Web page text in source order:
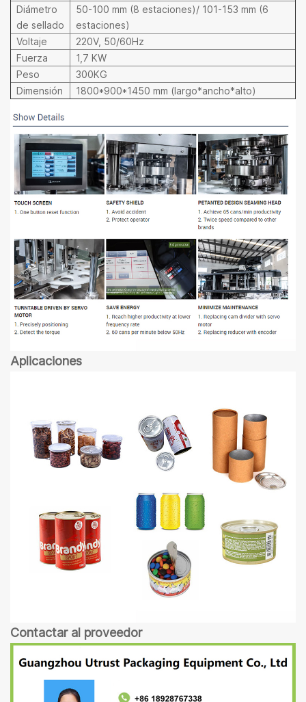
Diámetro
de sellado
50-100 mm (8 estaciones)/ 101-153 mm (6
estaciones)
Voltaje
220V, 50/60Hz
Fuerza
1,7 KW
Peso
300KG
Dimensión
1800*900*1450 mm (largo*ancho*alto)
Aplicaciones
Contactar al proveedor